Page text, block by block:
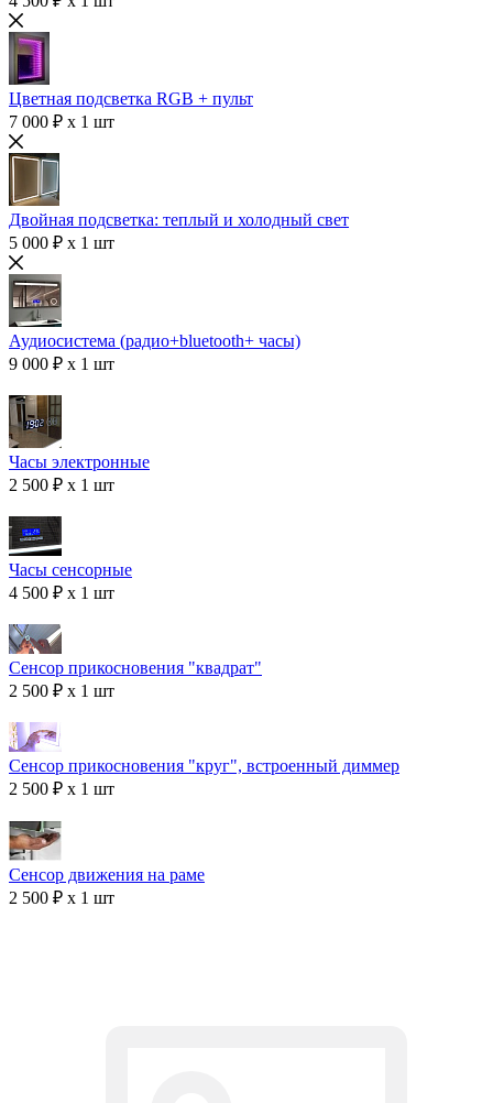
Цветная подсветка RGB + пульт
7 000 ₽ x 1 шт
Двойная подсветка: теплый и холодный свет
5 000 ₽ x 1 шт
Аудиосистема (радио+bluetooth+ часы)
9 000 ₽ x 1 шт
Часы электронные
2 500 ₽ x 1 шт
Часы сенсорные
4 500 ₽ x 1 шт
Сенсор прикосновения "квадрат"
2 500 ₽ x 1 шт
Сенсор прикосновения "круг", встроенный диммер
2 500 ₽ x 1 шт
Сенсор движения на раме
2 500 ₽ x 1 шт